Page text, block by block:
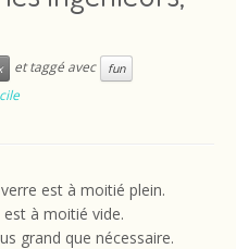
et taggé avec
fun
est à moitié plein.
à moitié vide.
grand que nécessaire.